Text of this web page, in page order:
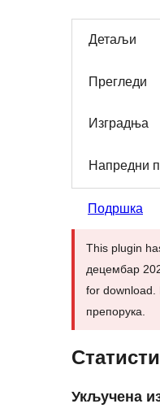
Детаљи
Прегледи
Изградња
Напредни
Подршка
This plugin
децембар
for
препорука.
Укључена